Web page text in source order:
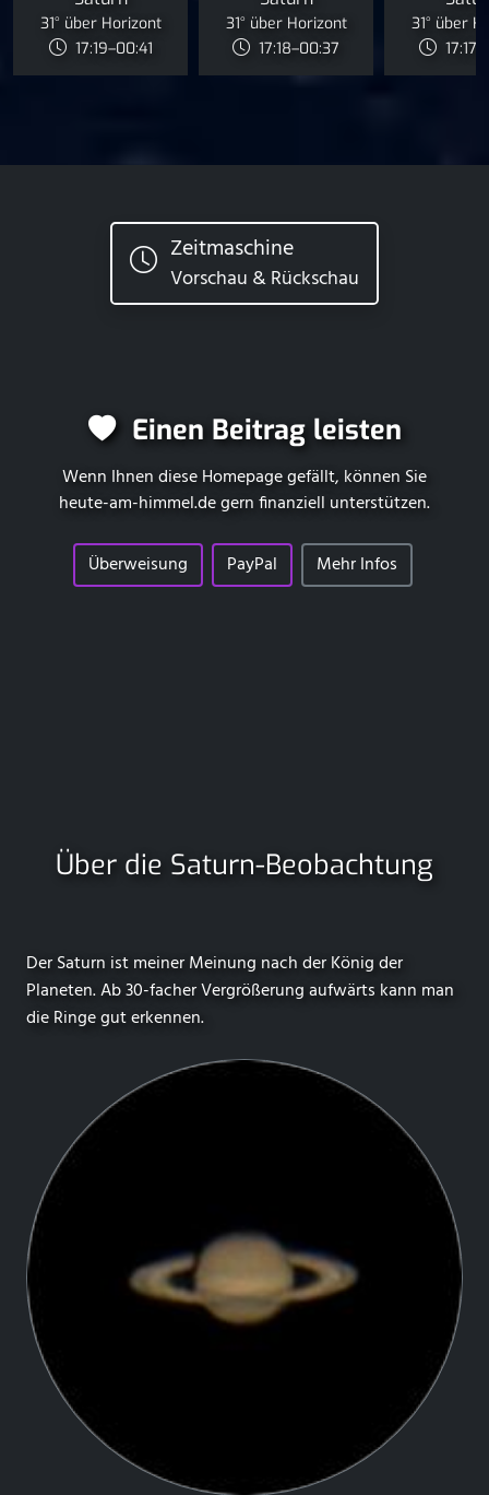
31° über Horizont
17:19–00:41
31° über Horizont
17:18–00:37
31° über
Zeitmaschine
Vorschau & Rückschau
Einen Beitrag leisten
Wenn Ihnen diese Homepage gefällt, können Sie
heute-am-himmel.degern finanziell unterstützen.
Überweisung PayPal Mehr Infos
Über die Saturn-Beobachtung
Der Saturn ist meiner Meinung nach der König der
Planeten. Ab 30-facher Vergrößerung aufwärts kann man
die Ringe gut erkennen.